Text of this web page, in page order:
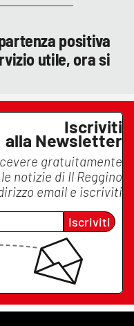
positiva
utile, ora si
Iscriviti
alla Newsletter
gratuitamente
notizie di Il Reggino
email e iscriviti
Iscriviti